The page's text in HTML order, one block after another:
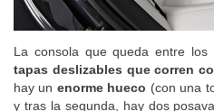
La consola que queda entre
tapas deslizables que corren
hay unenorme hueco (con una